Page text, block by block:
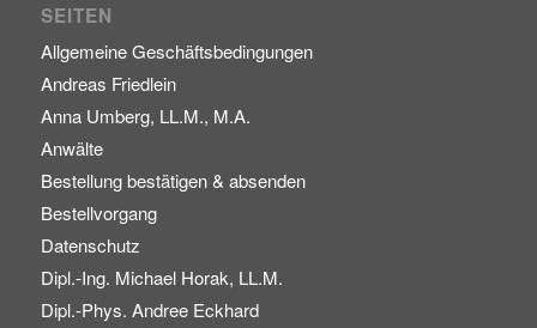
SEITEN
Allgemeine Geschäftsbedingungen
Andreas Friedlein
Anna Umberg, LL.M., M.A.
Anwälte
Bestellung bestätigen & absenden
Bestellvorgang
Datenschutz
Dipl.-Ing. Michael Horak, LL.M.
Dipl.-Phys. Andree Eckhard